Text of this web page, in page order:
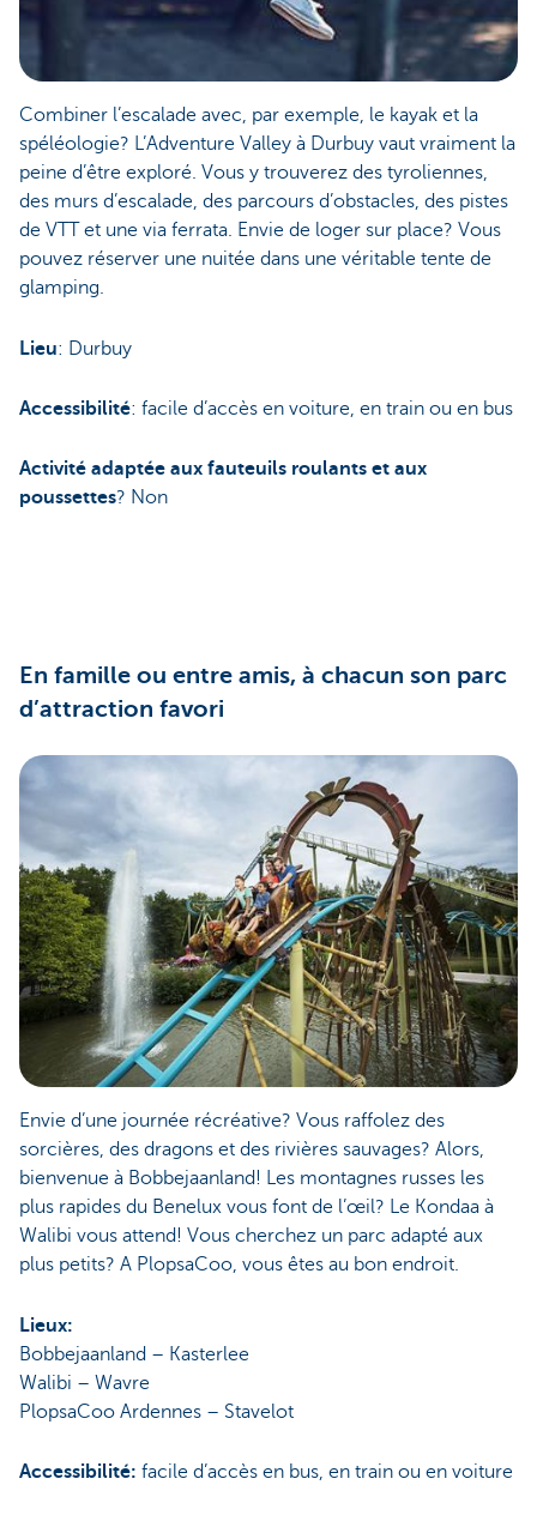
Combiner l’escalade avec, par exemple, le kayak et la
spéléologie? L’Adventure Valley à Durbuy vaut vraiment la
peine d’être exploré. Vous y trouverez des tyroliennes,
des murs d’escalade, des parcours d’obstacles, des pistes
de VTT et une via ferrata. Envie de loger sur place? Vous
pouvez réserver une nuitée dans une véritable tente de
glamping.
Lieu: Durbuy
Accessibilité: facile d’accès en voiture, en train ou en bus
Activité adaptée aux fauteuils roulants et aux
poussettes? Non
En famille ou entre amis, à chacun son parc
d’attraction favori
Envie d’une journée récréative? Vous raffolez des
sorcières, des dragons et des rivières sauvages? Alors,
bienvenue à Bobbejaanland! Les montagnes russes les
plus rapides du Benelux vous font de l’œil? Le Kondaa à
Walibi vous attend! Vous cherchez un parc adapté aux
plus petits? A PlopsaCoo, vous êtes au bon endroit.
Lieux:
Bobbejaanland – Kasterlee
Walibi – Wavre
PlopsaCoo Ardennes – Stavelot
Accessibilité: facile d’accès en bus, en train ou en voiture